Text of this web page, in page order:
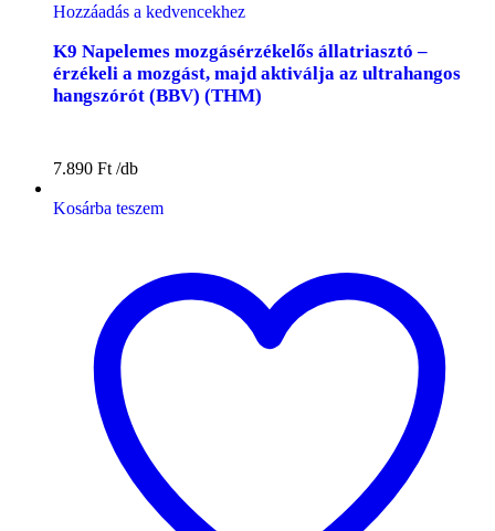
Hozzáadás a kedvencekhez
K9 Napelemes mozgásérzékelős állatriasztó –
érzékeli a mozgást, majd aktiválja az ultrahangos
hangszórót (BBV) (THM)
7.890 Ft
Kosárba teszem